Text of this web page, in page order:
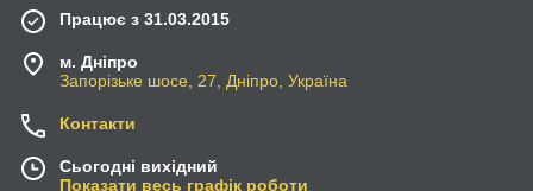
Працює з 31.03.2015
м. Дніпро
Запорізьке шосе, 27, Дніпро, Україна
Контакти
Сьогодні вихідний
Показати весь графік роботи